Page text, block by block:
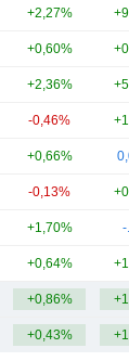
+2,27%
+0,60%
+2,36%
-0,46%
+0,66%
-0,13%
+1,70% -
+0,64%
+0,86%
+0,43%